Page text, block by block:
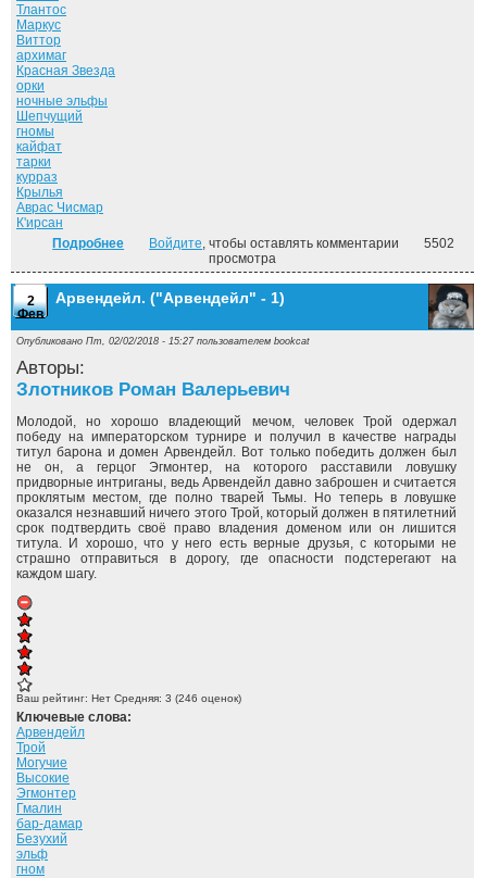
Тлантос
Маркус
Виттор
архимаг
Красная Звезда
орки
ночные эльфы
Шепчущий
гномы
кайфат
тарки
курраз
Крылья
Аврас Чисмар
К'ирсан
Подробнее о Власть силы. Том-2. ("Дорога домой" - 6)
Войдите, чтобы оставлять комментарии
5502
просмотра
2
Фев
Арвендейл. ("Арвендейл" - 1)
Опубликовано Пт, 02/02/2018 - 15:27 пользователем bookcat
Авторы:
Злотников Роман Валерьевич
Молодой, но хорошо владеющий мечом, человек Трой одержал
победу на императорском турнире и получил в качестве награды
титул барона и домен Арвендейл. Вот только победить должен был
не он, а герцог Эгмонтер, на которого расставили ловушку
придворные интриганы, ведь Арвендейл давно заброшен и считается
проклятым местом, где полно тварей Тьмы. Но теперь в ловушке
оказался незнавший ничего этого Трой, который должен в пятилетний
срок подтвердить своё право владения доменом или он лишится
титула. И хорошо, что у него есть верные друзья, с которыми не
страшно отправиться в дорогу, где опасности подстерегают на
каждом шагу.
Ваш рейтинг: Нет Средняя: 3 (246 оценок)
Ключевые слова:
Арвендейл
Трой
Могучие
Высокие
Эгмонтер
Гмалин
бар-дамар
Безухий
эльф
гном